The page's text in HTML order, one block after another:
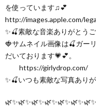
を使っています♫💕
http://images.apple.com/
✨🍒素敵な音楽ありがとう
🍓サムネイル画像は🍒ガー
だいております💗💕。
https://girlydrop.com/
✨🍒いつも素敵な写真あり